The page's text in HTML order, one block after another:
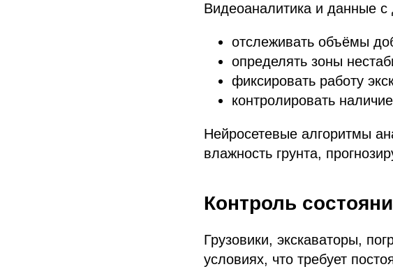
Видеоаналитика и данные с
отслеживать объёмы
определять зоны
фиксировать работу
контролировать
Нейросетевые алгоритмы
влажность грунта,
Контроль
Грузовики, экскаваторы,
условиях, что требует